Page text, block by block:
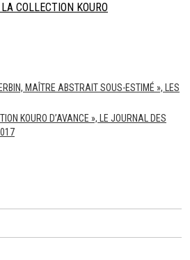
COLLECTION KOURO
MAÎTRE ABSTRAIT SOUS-ESTIMÉ », LES
KOURO D’AVANCE », LE JOURNAL DES